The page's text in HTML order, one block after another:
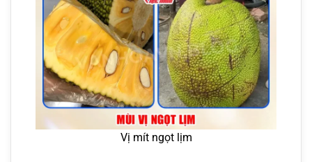
Vị mít ngọt lịm